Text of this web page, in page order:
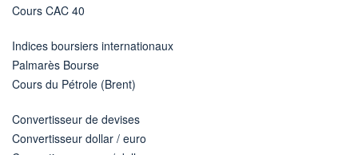
Cours CAC 40
Indices boursiers internationaux
Palmarès Bourse
Cours du Pétrole (Brent)
Convertisseur de devises
Convertisseur dollar / euro